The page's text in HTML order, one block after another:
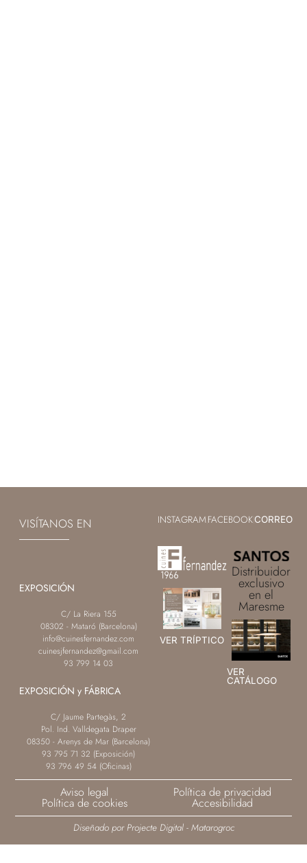
VISÍTANOS EN
EXPOSICIÓN
C/ La Riera 155
08302 - Mataró (Barcelona)
info@cuinesfernandez.com
cuinesjfernandez@gmail.com
93 799 14 03
EXPOSICIÓN y FÁBRICA
C/ Jaume Partegàs, 2
Pol. Ind. Valldegata Draper
08350 - Arenys de Mar (Barcelona)
93 795 71 32 (Exposición)
93 796 49 54 (Oficinas)
INSTAGRAMFACEBOOKCORREO
VER TRÍPTICO
Distribuidor
exclusivo
en el
Maresme
VER
CATÁLOGO
Aviso legal Política de privacidad
Política de cookies Accesibilidad
Diseñado por Projecte Digital - Matarogroc